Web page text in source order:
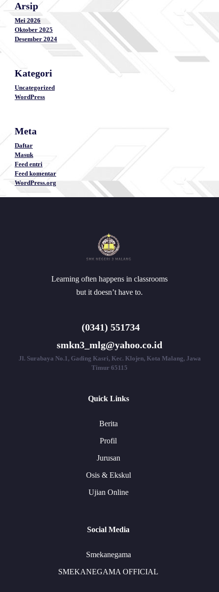
Arsip
Mei 2026
Oktober 2025
Desember 2024
Kategori
Uncategorized
WordPress
Meta
Daftar
Masuk
Feed entri
Feed komentar
WordPress.org
Learning often happens in classrooms
but it doesn’t have to.
(0341) 551734
smkn3_mlg@yahoo.co.id
Jl. Surabaya No.1, Gading Kasri, Kec. Klojen, Kota Malang, Jawa
Timur 65115
Quick Links
Berita
Profil
Jurusan
Osis & Ekskul
Ujian Online
Social Media
Smekanegama
SMEKANEGAMA OFFICIAL